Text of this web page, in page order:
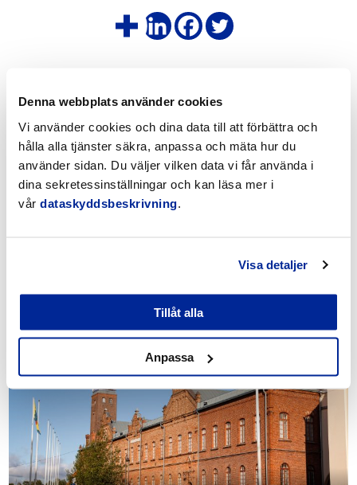
Denna webbplats använder cookies
Vi använder cookies och dina data till att förbättra och
hålla alla tjänster säkra, anpassa och mäta hur du
använder sidan. Du väljer vilken data vi får använda i
dina sekretessinställningar och kan läsa mer i
vår dataskyddsbeskrivning
Visa detaljer
Tillåt alla
Anpassa
Se även dessa